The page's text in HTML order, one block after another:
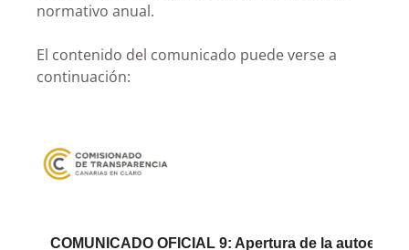
normativo anual.
El contenido del comunicado puede verse a
continuación: